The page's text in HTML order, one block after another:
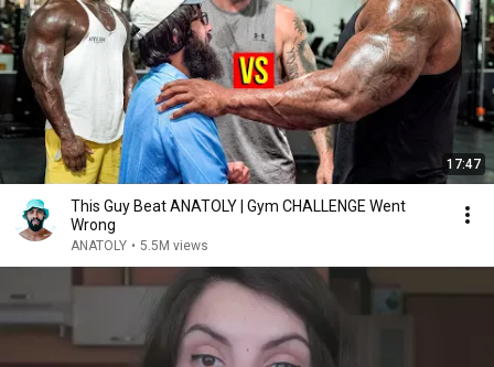
17:47
This Guy Beat ANATOLY | Gym CHALLENGE Went
Wrong
ANATOLY • 5.5M views